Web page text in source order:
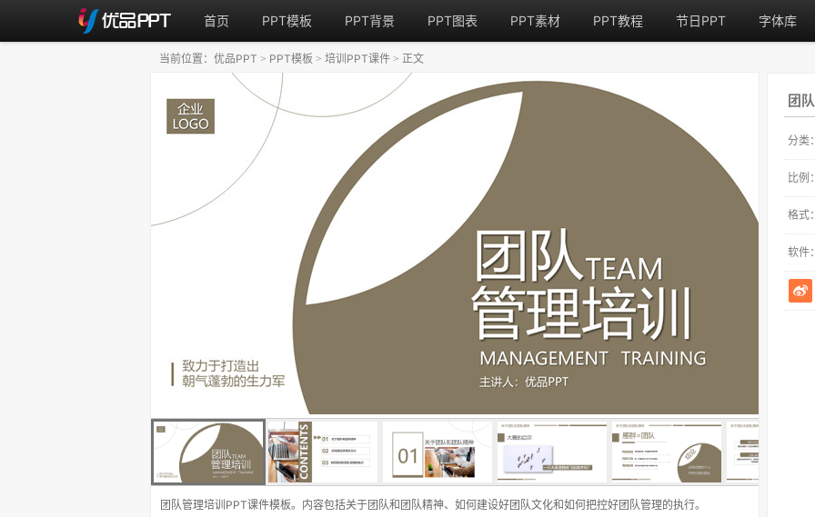
首页 PPT模板 PPT背景 PPT图表 PPT素材 PPT教程 节日PPT 字体库
团
分类：
比例：
格式：
软件：
团队管理培训PPT课件模板。内容包括关于团队和团队精神、如何建设好团队文化和如何把控好团队管理的执行。
当前位置： 优品PPT > PPT模板 > 培训PPT课件 > 正文